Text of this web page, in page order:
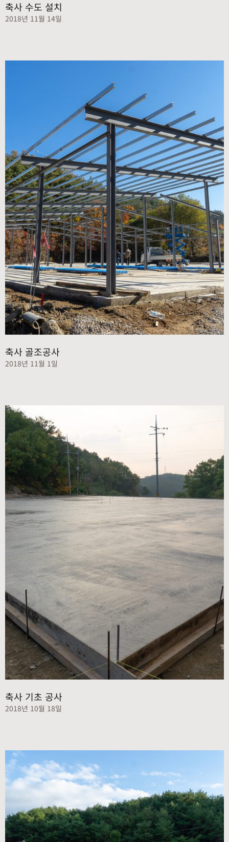
축사 수도 설치
2018년 11월 14일
축사 골조공사
2018년 11월 1일
축사 기초 공사
2018년 10월 18일